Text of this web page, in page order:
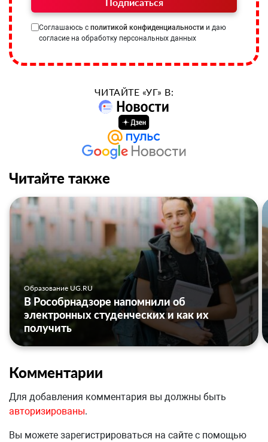
Соглашаюсь с политикой конфиденциальности и даю
согласие на обработку персональных данных
ЧИТАЙТЕ «УГ» В:
Читайте также
Образование UG.RU
В Рособрнадзоре напомнили об
электронных студенческих и как их
получить
Комментарии
Для добавления комментария вы должны быть
авторизированы.
Вы можете зарегистрироваться на сайте с помощью